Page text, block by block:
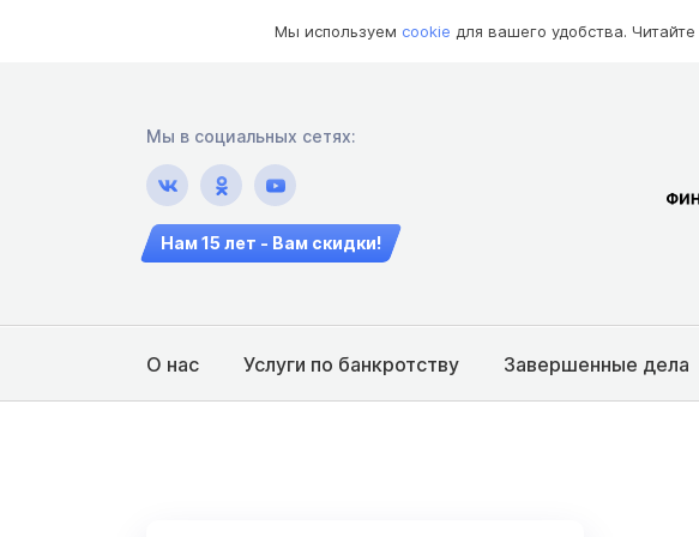
Мы используем cookie для вашего удобства. Читайте
Мы в социальных сетях:
Нам 15 лет - Вам скидки!
О нас Услуги по банкротству Завершенные дела